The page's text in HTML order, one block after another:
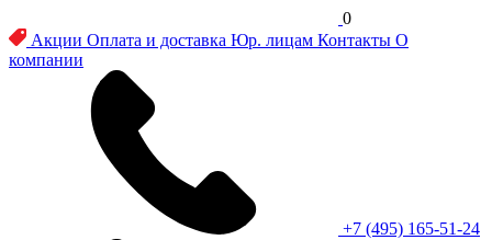
0
Акции Оплата и доставка Юр. лицам Контакты О
компании
+7 (495) 165-51-24